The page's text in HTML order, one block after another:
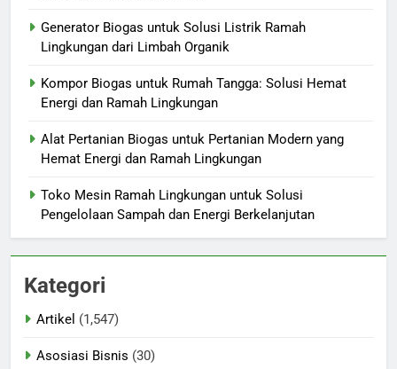
Generator Biogas untuk Solusi Listrik Ramah
Lingkungan dari Limbah Organik
Kompor Biogas untuk Rumah Tangga: Solusi Hemat
Energi dan Ramah Lingkungan
Alat Pertanian Biogas untuk Pertanian Modern yang
Hemat Energi dan Ramah Lingkungan
Toko Mesin Ramah Lingkungan untuk Solusi
Pengelolaan Sampah dan Energi Berkelanjutan
Kategori
Artikel (1,547)
Asosiasi Bisnis (30)